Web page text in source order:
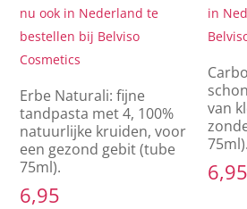
Erbe Naturali: fijne
tandpasta met 4, 100%
natuurlijke kruiden, voor
een gezond gebit (tube
75ml).
6,95
van
75ml).
6,95